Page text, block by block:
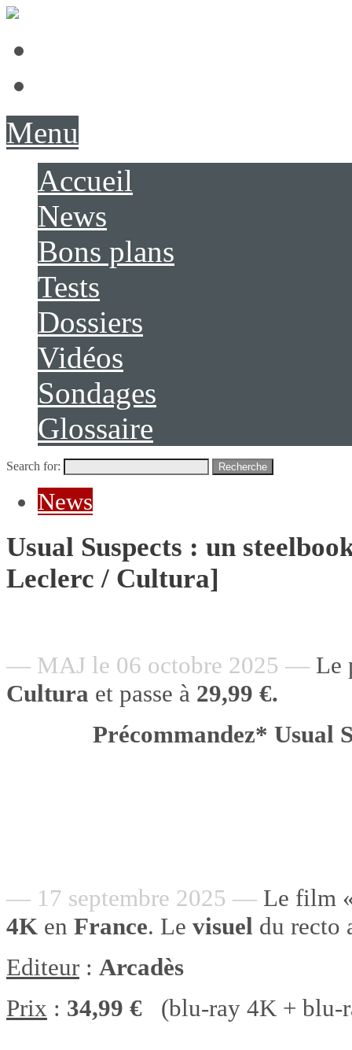
Menu
Accueil
News
Bons plans
Tests
Dossiers
Vidéos
Sondages
Glossaire
Search for: Recherche
News
Usual Suspects : un
Leclerc / Cultura]
— MAJ le 06 octobre 2025 — Le
Cultura et passe à 29,99 €.
Précommandez* Usual
— 17 septembre 2025 — Le film
4K en France. Le visuel du recto
Editeur : Arcadès
Prix : 34,99 € (blu-ray 4K + blu-